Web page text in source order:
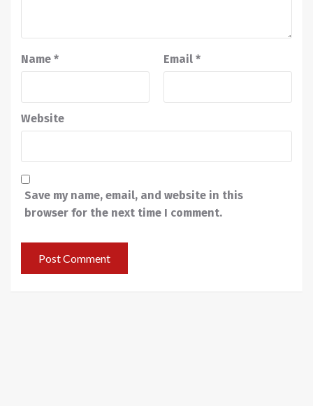
Name * Email *
Website
Save my name, email, and website in this
browser for the next time I comment.